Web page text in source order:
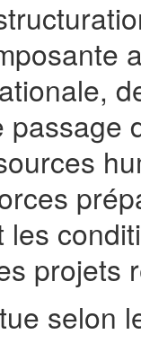
les
projets
selon